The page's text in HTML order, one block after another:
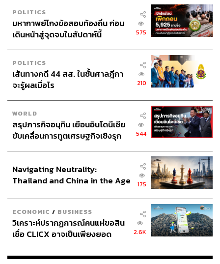
POLITICS
มหากาพย์โกงข้อสอบท้องถิ่น ก่อน
เดินหน้าสู่จุดจบในสัปดาห์นี้
575
POLITICS
เส้นทางคดี 44 สส. ในชั้นศาลฎีกา
จะรู้ผลเมื่อไร
210
WORLD
สรุปภารกิจอนุทิน เยือนอินโดนีเซีย
ขับเคลื่อนการทูตเศรษฐกิจเชิงรุก
544
Navigating Neutrality:
Thailand and China in the Age
175
ECONOMIC / BUSINESS
วิเคราะห์ปรากฏการณ์คนแห่ขอสิน
เชื่อ CLICX อาจเป็นเพียงยอด
เรือนไทยที่ถูกซุกไว้
2.6K